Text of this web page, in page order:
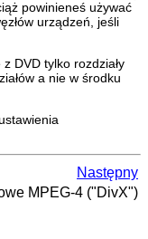
powinieneś używać
urządzeń, jeśli
DVD tylko rozdziały
a nie w środku
Następny
MPEG-4 ("DivX")